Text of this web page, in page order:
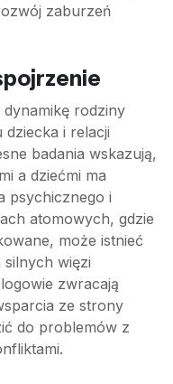
zaburzeń
rodziny
i relacji
badania wskazują,
a dziećmi ma
psychicznego i
atomowych, gdzie
może istnieć
więzi
zwracają
ze strony
do problemów z